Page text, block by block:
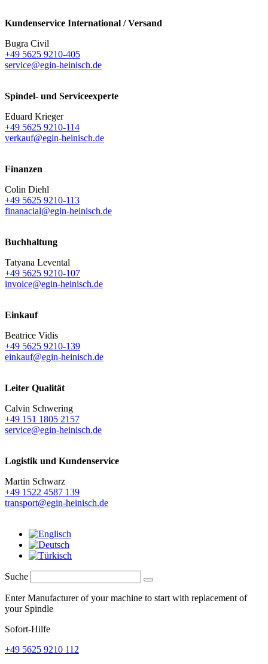
Kundenservice International / Versand
Bugra Civil
+49 5625 9210-405
service@egin-heinisch.de
Spindel- und Serviceexperte
Eduard Krieger
+49 5625 9210-114
verkauf@egin-heinisch.de
Finanzen
Colin Diehl
+49 5625 9210-113
finanacial@egin-heinisch.de
Buchhaltung
Tatyana Levental
+49 5625 9210-107
invoice@egin-heinisch.de
Einkauf
Beatrice Vidis
+49 5625 9210-139
einkauf@egin-heinisch.de
Leiter Qualität
Calvin Schwering
+49 151 1805 2157
service@egin-heinisch.de
Logistik und Kundenservice
Martin Schwarz
+49 1522 4587 139
transport@egin-heinisch.de
Suche
Enter Manufacturer of your machine to start with replacement of
your Spindle
Sofort-Hilfe
+49 5625 9210 112